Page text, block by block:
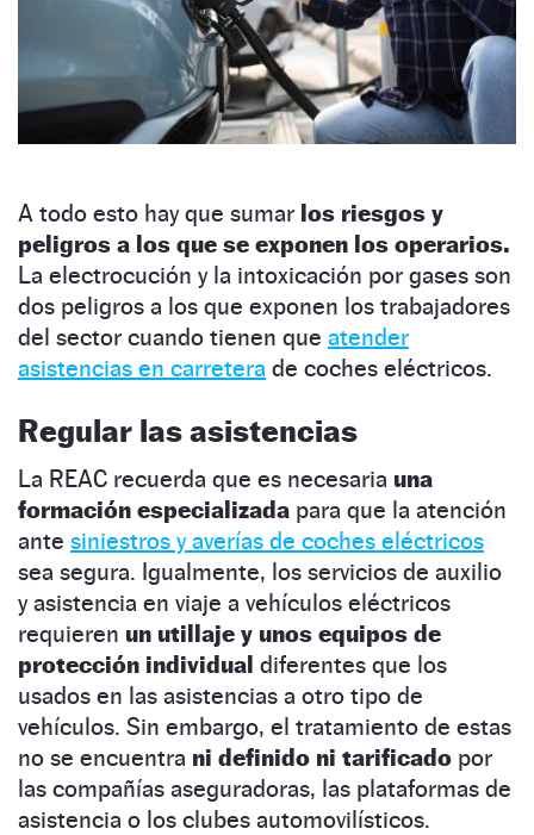
A todo esto hay que sumar los riesgos y
peligros a los que se exponen los operarios.
La electrocución y la intoxicación por gases son
dos peligros a los que exponen los trabajadores
del sector cuando tienen que atender
asistencias en carretera de coches eléctricos.
Regular las asistencias
La REAC recuerda que es necesaria una
formación especializada para que la atención
ante siniestros y averías de coches eléctricos
sea segura. Igualmente, los servicios de auxilio
y asistencia en viaje a vehículos eléctricos
requieren un utillaje y unos equipos de
protección individual diferentes que los
usados en las asistencias a otro tipo de
vehículos. Sin embargo, el tratamiento de estas
no se encuentra ni definido ni tarificado por
las compañías aseguradoras, las plataformas de
asistencia o los clubes automovilísticos.